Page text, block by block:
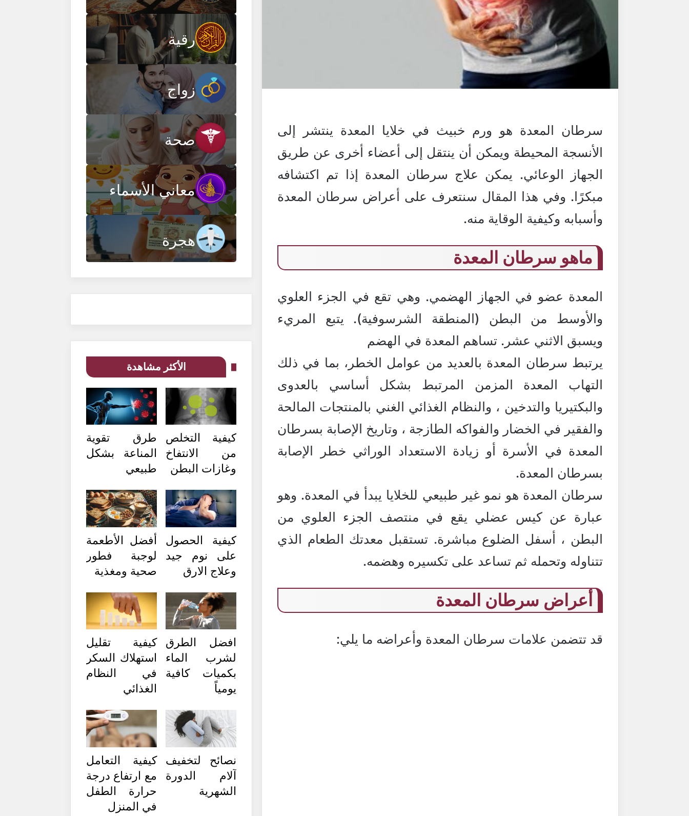
سرطان المعدة هو ورم خبيث في خلايا المعدة ينتشر إلى
الأنسجة المحيطة ويمكن أن ينتقل إلى أعضاء أخرى عن طريق
الجهاز الوعائي. يمكن علاج سرطان المعدة إذا تم اكتشافه
مبكرًا. وفي هذا المقال سنتعرف على أعراض سرطان المعدة
وأسبابه وكيفية الوقاية منه.
ماهو سرطان المعدة
المعدة عضو في الجهاز الهضمي. وهي تقع في الجزء العلوي
والأوسط من البطن (المنطقة الشرسوفية). يتبع المريء
ويسبق الاثني عشر. تساهم المعدة في الهضم
يرتبط سرطان المعدة بالعديد من عوامل الخطر، بما في ذلك
التهاب المعدة المزمن المرتبط بشكل أساسي بالعدوى
والبكتيريا والتدخين ، والنظام الغذائي الغني بالمنتجات المالحة
والفقير في الخضار والفواكه الطازجة ، وتاريخ الإصابة بسرطان
المعدة في الأسرة أو زيادة الاستعداد الوراثي خطر الإصابة
بسرطان المعدة.
سرطان المعدة هو نمو غير طبيعي للخلايا يبدأ في المعدة. وهو
عبارة عن كيس عضلي يقع في منتصف الجزء العلوي من
البطن ، أسفل الضلوع مباشرة. تستقبل معدتك الطعام الذي
تتناوله وتحمله ثم تساعد على تكسيره وهضمه.
أعراض سرطان المعدة
قد تتضمن علامات سرطان المعدة وأعراضه ما يلي:
رقية
زواج
صحة
معاني الأسماء
هجرة
الأكثر مشاهدة
كيفية التخلص
من الانتفاخ
وغازات البطن
طرق تقوية
المناعة بشكل
طبيعي
كيفية الحصول
على نوم جيد
وعلاج الارق
أفضل الأطعمة
لوجبة فطور
صحية ومغذية
افضل الطرق
لشرب الماء
بكميات كافية
يومياً
كيفية تقليل
استهلاك السكر
في النظام
الغذائي
نصائح لتخفيف
آلام الدورة
الشهرية
كيفية التعامل
مع ارتفاع درجة
حرارة الطفل
في المنزل